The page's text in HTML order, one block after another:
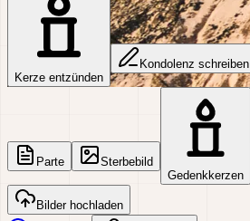
Kerze entzünden
Kondolenz schreiben
Parte
Sterbebild
Gedenkkerzen
Bilder hochladen